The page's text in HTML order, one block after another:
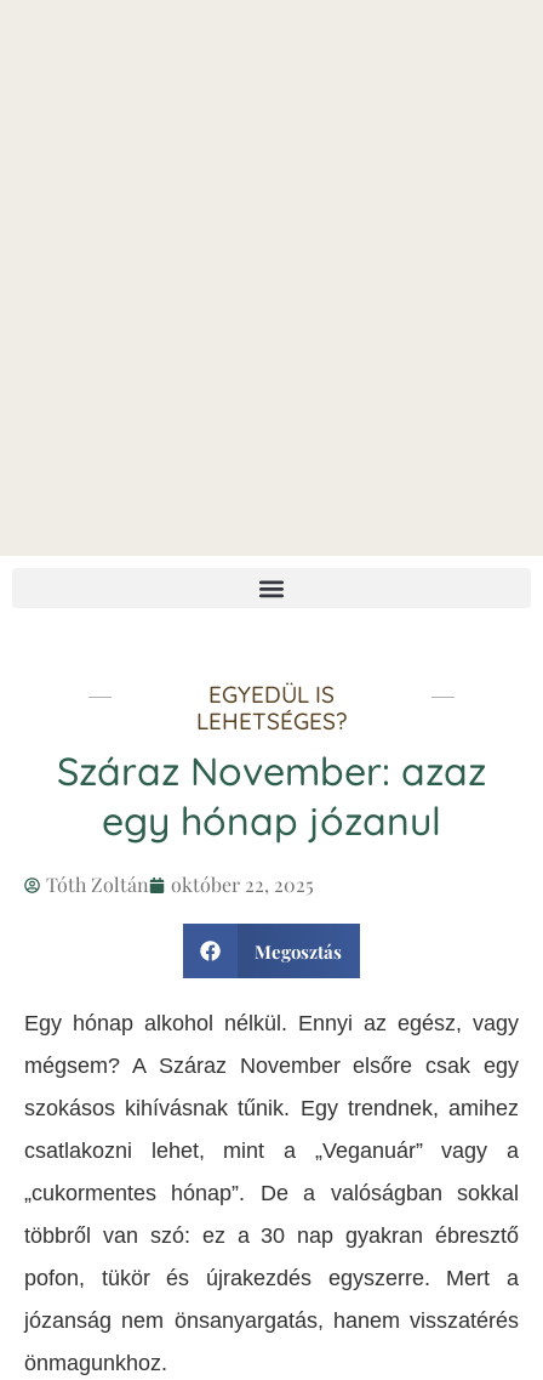
EGYEDÜL IS
LEHETSÉGES?
Száraz November: azaz
egy hónap józanul
Tóth Zoltán október 22, 2025
Megosztás
Egy hónap alkohol nélkül. Ennyi az egész, vagy
mégsem? A Száraz November elsőre csak egy
szokásos kihívásnak tűnik. Egy trendnek, amihez
csatlakozni lehet, mint a „Veganuár” vagy a
„cukormentes hónap”. De a valóságban sokkal
többről van szó: ez a 30 nap gyakran ébresztő
pofon, tükör és újrakezdés egyszerre. Mert a
józanság nem önsanyargatás, hanem visszatérés
önmagunkhoz.